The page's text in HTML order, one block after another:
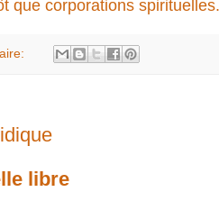
que corporations spirituelles.
libre